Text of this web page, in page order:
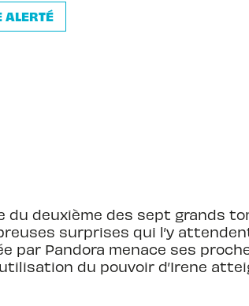
ALERTÉ
deuxième des sept grands
surprises qui l’y
par Pandora menace ses
du pouvoir d’Irene